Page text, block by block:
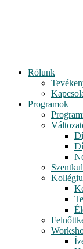
Rólunk
Programok